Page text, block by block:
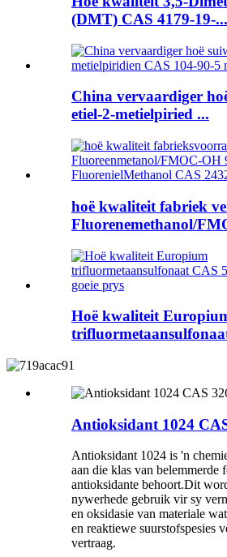
(DMT) CAS 4179-19-...
China vervaardiger
etiel-2-metielpiried ...
hoë kwaliteit fabriek
Fluorenemethanol/
Hoë kwaliteit
Antioksidant 1024
Antioksidant 1024 is 'n
aan die klas van belemmerde
antioksidante behoort.Dit
nywerhede gebruik vir sy
en oksidasie van materiale
en reaktiewe suurstofspesies
vertraag.